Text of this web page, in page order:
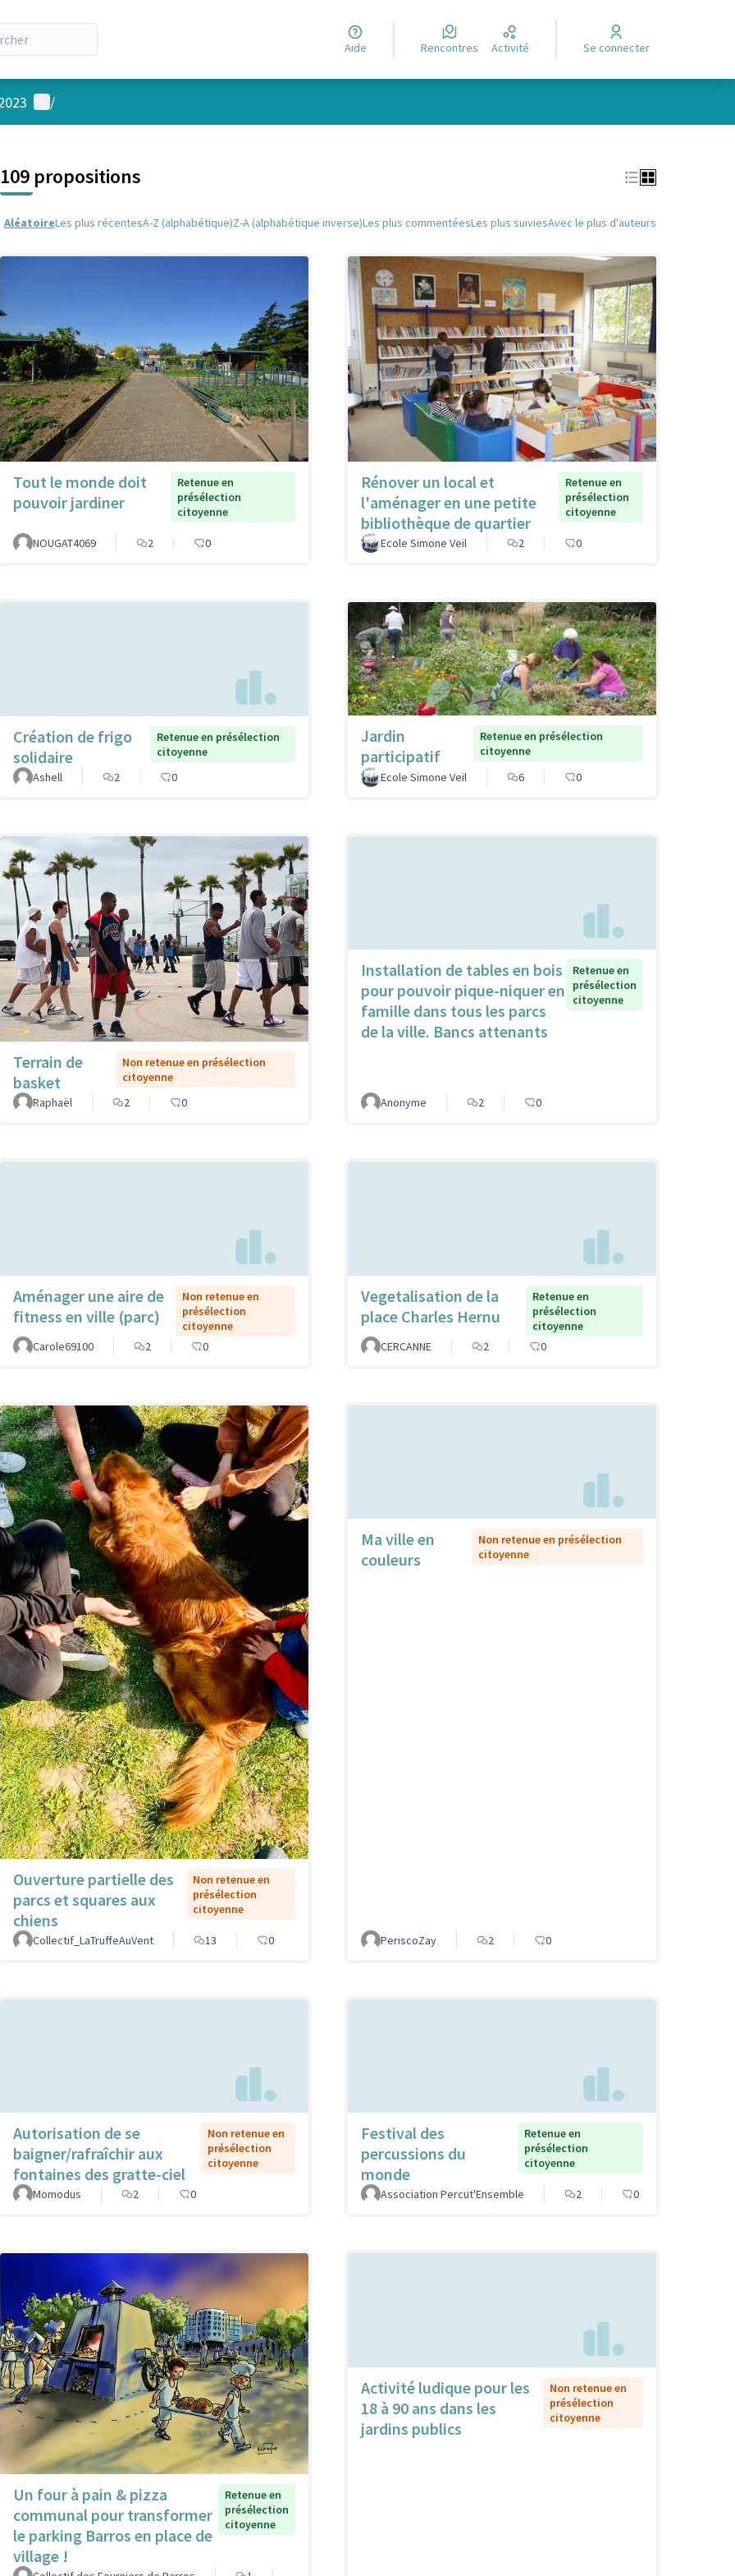
Aide Rencontres Activité Se connecter
Menu utilisateur
/
109 propositions
AléatoireLes plus récentesA-Z (alphabétique)Z-A (alphabétique inverse)Les plus commentéesLes plus suiviesAvec le plus d'auteurs
Tout le monde doit
pouvoir jardiner
Retenue en
présélection
citoyenne
NOUGAT4069 2 0
Rénover un local et
l'aménager en une petite
bibliothèque de quartier
Retenue en
présélection
citoyenne
Ecole Simone Veil 2 0
Création de frigo
solidaire
Retenue en présélection
citoyenne
Ashell
2 0
Jardin
participatif
Retenue en présélection
citoyenne
Ecole Simone Veil
6 0
Terrain de
basket
Non retenue en présélection
citoyenne
Raphaël
2 0
Installation de tables en bois
pour pouvoir pique-niquer en
famille dans tous les parcs
de la ville. Bancs attenants
Retenue en
présélection
citoyenne
Anonyme 2 0
Aménager une aire de
fitness en ville (parc)
Non retenue en
présélection
citoyenne
Carole69100
2 0
Vegetalisation de la
place Charles Hernu
Retenue en
présélection
citoyenne
CERCANNE
2 0
Ouverture partielle des
parcs et squares aux
chiens
Non retenue en
présélection
citoyenne
Collectif_LaTruffeAuVent 13 0
Ma ville en
couleurs
Non retenue en présélection
citoyenne
PeriscoZay 2 0
Autorisation de se
baigner/rafraîchir aux
fontaines des gratte-ciel
Non retenue en
présélection
citoyenne
Momodus 2 0
Festival des
percussions du
monde
Retenue en
présélection
citoyenne
Association Percut'Ensemble 2 0
Un four à pain & pizza
communal pour transformer
le parking Barros en place de
village !
Retenue en
présélection
citoyenne
Activité ludique pour les
18 à 90 ans dans les
jardins publics
Non retenue en
présélection
citoyenne